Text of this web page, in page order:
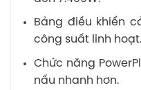
Bảng điều khiển
công suất linh hoạt.
Chức năng
nấu nhanh hơn.